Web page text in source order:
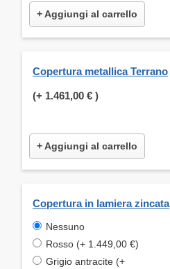
+ Aggiungi al carrello
Copertura metallica Terrano
(+ 1.461,00 € )
+ Aggiungi al carrello
Copertura in lamiera zincata
Nessuno
Rosso (+ 1.449,00 €)
Grigio antracite (+